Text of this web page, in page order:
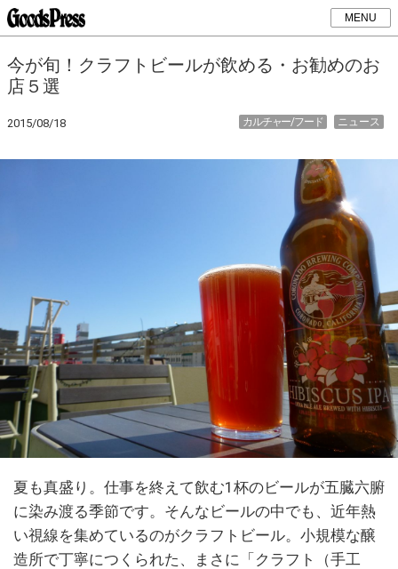
MENU
今が旬！クラフトビールが飲める・お勧めのお
店５選
2015/08/18 ニュース
カルチャー/フード
夏も真盛り。仕事を終えて飲む1杯のビールが五臓六腑
に染み渡る季節です。そんなビールの中でも、近年熱
い視線を集めているのがクラフトビール。小規模な醸
造所で丁寧につくられた、まさに「クラフト（手工